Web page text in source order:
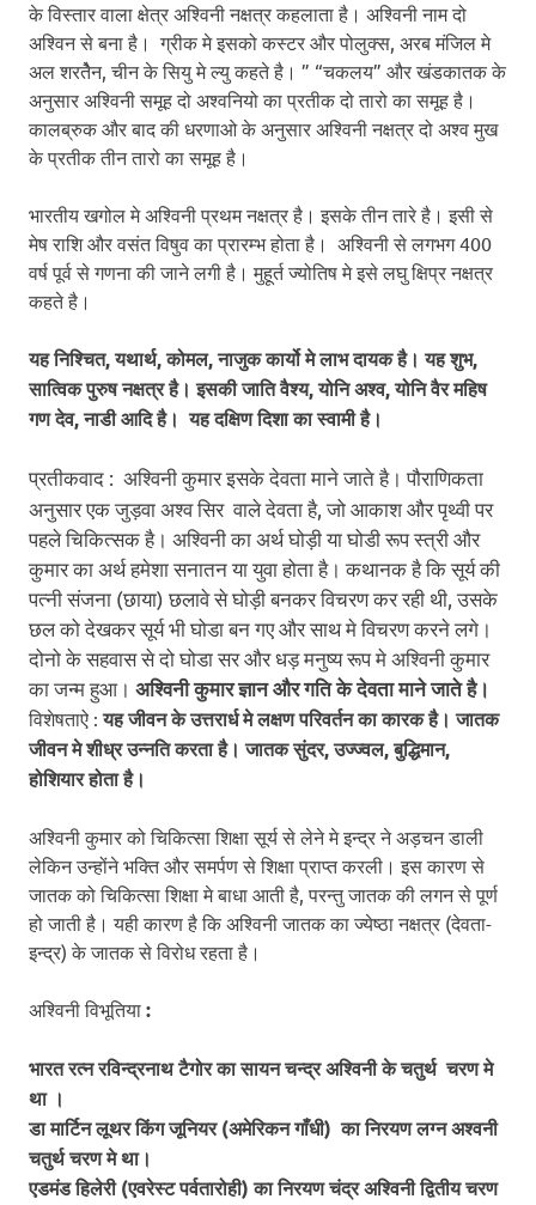
के विस्तार वाला क्षेत्र अश्विनी नक्षत्र कहलाता है। अश्विनी नाम दो
अश्विन से बना है। ग्रीक मे इसको कस्टर और पोलुक्स, अरब मंजिल मे
अल शरतेैन, चीन के सियु मे ल्यु कहते है। ” “चकलय” और खंडकातक के
अनुसार अश्विनी समूह दो अश्वनियो का प्रतीक दो तारो का समूह है।
कालब्रुक और बाद की धरणाओ के अनुसार अश्विनी नक्षत्र दो अश्व मुख
के प्रतीक तीन तारो का समूह है।
भारतीय खगोल मे अश्विनी प्रथम नक्षत्र है। इसके तीन तारे है। इसी से
मेष राशि और वसंत विषुव का प्रारम्भ होता है। अश्विनी से लगभग 400
वर्ष पूर्व से गणना की जाने लगी है। मुहूर्त ज्योतिष मे इसे लघु क्षिप्र नक्षत्र
कहते है।
यह निश्चित, यथार्थ, कोमल, नाजुक कार्यो मे लाभ दायक है। यह शुभ,
सात्विक पुरुष नक्षत्र है। इसकी जाति वैश्य, योनि अश्व, योनि वैर महिष
गण देव, नाडी आदि है। यह दक्षिण दिशा का स्वामी है।
प्रतीकवाद : अश्विनीकुमार इसके देवता माने जाते है। पौराणिकता
अनुसार एक जुड़वा अश्व सिर वाले देवता है, जो आकाश और पृथ्वी पर
पहले चिकित्सक है। अश्विनी का अर्थ घोड़ी या घोडी रूप स्त्री और
कुमार का अर्थ हमेशा सनातन या युवा होता है। कथानक है कि सूर्य की
पत्नी संजना (छाया) छलावे से घोड़ी बनकर विचरण कर रही थी, उसके
छल को देखकर सूर्य भी घोडा बन गए और साथ मे विचरण करने लगे।
दोनो के सहवास से दो घोडा सर और धड़ मनुष्य रूप मे अश्विनी कुमार
का जन्म हुआ। अश्विनी कुमार ज्ञान और गति के देवता माने जाते है।
विशेषताऐ :यह जीवन के उत्तरार्ध मे लक्षण परिवर्तन का कारक है। जातक
जीवन मे शीध्र उन्नति करता है। जातक सुंदर, उज्ज्वल, बुद्धिमान,
होशियार होता है।
अश्विनी कुमार को चिकित्सा शिक्षा सूर्य से लेने मे इन्द्र ने अड़चन डाली
लेकिन उन्होंने भक्ति और समर्पण से शिक्षा प्राप्त करली। इस कारण से
जातक को चिकित्सा शिक्षा मे बाधा आती है, परन्तु जातक की लगन से पूर्ण
हो जाती है। यही कारण है कि अश्विनी जातक का ज्येष्ठा नक्षत्र (देवता-
इन्द्र) के जातक से विरोध रहता है।
अश्विनी विभूतिया :
भारत रत्न रविन्द्रनाथ टैगोर का सायन चन्द्र अश्विनी के चतुर्थ चरण मे
था ।
डा मार्टिन लूथर किंग जूनियर (अमेरिकन गाँधी) का निरयण लग्न अश्वनी
चतुर्थ चरण मे था।
एडमंड हिलेरी (एवरेस्ट पर्वतारोही) का निरयण चंद्र अश्विनी द्वितीय चरण